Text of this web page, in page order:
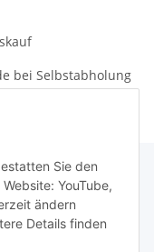
Sie den
YouTube,
ändern
Details finden
bei Selbstabholung